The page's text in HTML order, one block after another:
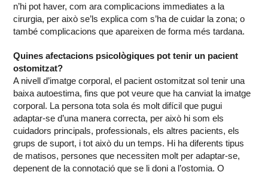
n’hi pot haver, com ara complicacions immediates a la
cirurgia, per això se’ls explica com s’ha de cuidar la zona; o
també complicacions que apareixen de forma més tardana.
Quines afectacions psicològiques pot tenir un pacient
ostomitzat?
A nivell d’imatge corporal, el pacient ostomitzat sol tenir una
baixa autoestima, fins que pot veure que ha canviat la imatge
corporal. La persona tota sola és molt difícil que pugui
adaptar-se d’una manera correcta, per això hi som els
cuidadors principals, professionals, els altres pacients, els
grups de suport, i tot això du un temps. Hi ha diferents tipus
de matisos, persones que necessiten molt per adaptar-se,
depenent de la connotació que se li doni a l’ostomia. O